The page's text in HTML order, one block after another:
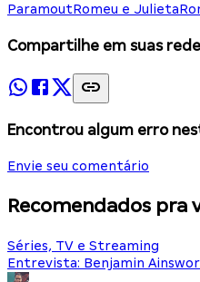
ParamoutRomeu e Julieta
Compartilhe em suas
Encontrou algum erro
Envie seu comentário
Recomendados pra
Séries, TV e Streaming
Entrevista: Benjamin